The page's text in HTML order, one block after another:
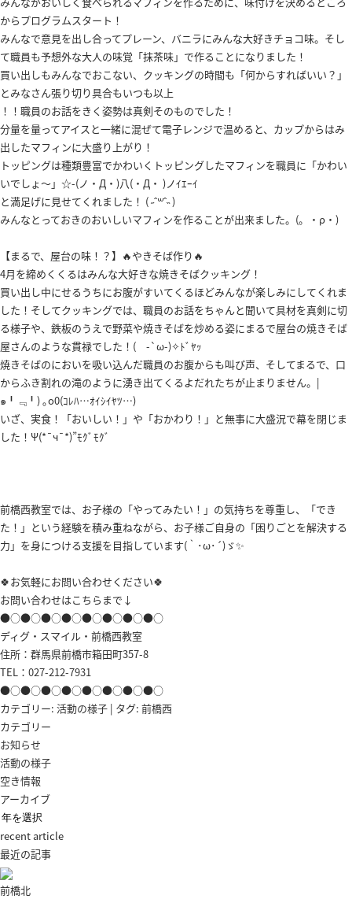
からプログラムスタート！
みんなで意見を出し合ってプレーン、バニラにみんな大好きチョコ味。そし
て職員も予想外な大人の味覚「抹茶味」で作ることになりました！
買い出しもみんなでおこない、クッキングの時間も「何からすればいい？」
とみなさん張り切り具合もいつも以上
！！職員のお話をきく姿勢は真剣そのものでした！
分量を量ってアイスと一緒に混ぜて電子レンジで温めると、カップからはみ
出したマフィンに大盛り上がり！
トッピングは種類豊富でかわいくトッピングしたマフィンを職員に「かわい
いでしょ～」☆-(ノ・Д・)八(・Д・ )ノｲｴｰｲ
と満足げに見せてくれました！ ( ˶ˆ꒳ˆ˵ )
みんなとっておきのおいしいマフィンを作ることが出来ました。(。・ρ・)
【まるで、屋台の味！？】🔥やきそば作り🔥
4月を締めくくるはみんな大好きな焼きそばクッキング！
買い出し中にせるうちにお腹がすいてくるほどみんなが楽しみにしてくれま
した！そしてクッキングでは、職員のお話をちゃんと聞いて具材を真剣に切
る様子や、鉄板のうえで野菜や焼きそばを炒める姿にまるで屋台の焼きそば
屋さんのような貫禄でした！( -`ω-)✧ﾄﾞﾔｯ
焼きそばのにおいを吸い込んだ職員のお腹からも叫び声、そしてまるで、口
からふき割れの滝のように湧き出てくるよだれたちが止まりません。|
๑╹﹃╹) ｡o0(ｺﾚﾊ…ｵｲｼｲﾔﾂ…)
いざ、実食！「おいしい！」や「おかわり！」と無事に大盛況で幕を閉じま
した！Ψ(*¯ч¯*)”ﾓｸﾞﾓｸﾞ
前橋西教室では、お子様の「やってみたい！」の気持ちを尊重し、「でき
た！」という経験を積み重ねながら、お子様ご自身の「困りごとを解決する
力」を身につける支援を目指しています(｀･ω･´)ゞ✨
🍀お気軽にお問い合わせください🍀
お問い合わせはこちらまで↓
●○●○●○●○●○●○●○●○
ディグ・スマイル・前橋西教室
住所：群馬県前橋市箱田町357-8
TEL： 027-212-7931
●○●○●○●○●○●○●○●○
カテゴリー: 活動の様子 | タグ: 前橋西
カテゴリー
お知らせ
活動の様子
空き情報
アーカイブ
recent article
最近の記事
前橋北